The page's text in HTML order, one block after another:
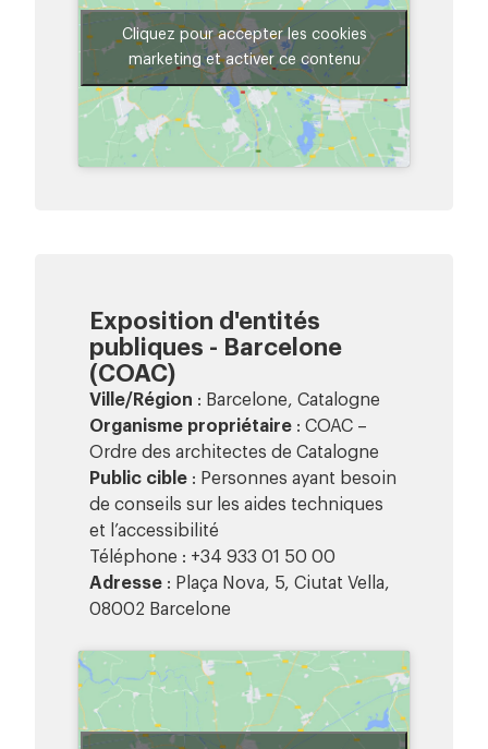
Cliquez pour accepter les cookies
marketing et activer ce contenu
Exposition d'entités
publiques - Barcelone
(COAC)
Ville/Région : Barcelone, Catalogne
Organisme propriétaire : COAC –
Ordre des architectes de Catalogne
Public cible : Personnes ayant besoin
de conseils sur les aides techniques
et l’accessibilité
Téléphone : +34 933 01 50 00
Adresse : Plaça Nova, 5, Ciutat Vella,
08002 Barcelone